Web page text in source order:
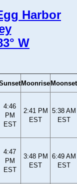
Harbor
W
Moonrise Moonset
4:46
PM
EST
2:41 PM
EST
5:38 AM
EST
4:47
PM
EST
3:48 PM
EST
6:49 AM
EST